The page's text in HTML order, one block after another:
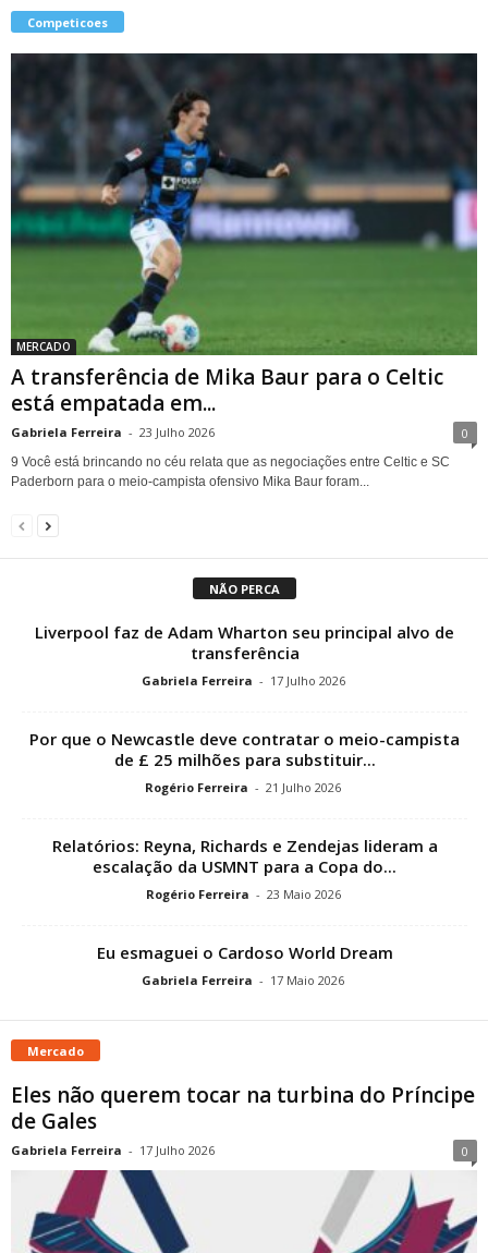
Competicoes
MERCADO
A transferência de Mika Baur para o Celtic
está empatada em...
Gabriela Ferreira - 23 Julho 2026 0
9 Você está brincando no céu relata que as negociações entre Celtic e SC
Paderborn para o meio-campista ofensivo Mika Baur foram...
NÃO PERCA
Liverpool faz de Adam Wharton seu principal alvo de
transferência
Gabriela Ferreira - 17 Julho 2026
Por que o Newcastle deve contratar o meio-campista
de £ 25 milhões para substituir...
Rogério Ferreira - 21 Julho 2026
Relatórios: Reyna, Richards e Zendejas lideram a
escalação da USMNT para a Copa do...
Rogério Ferreira - 23 Maio 2026
Eu esmaguei o Cardoso World Dream
Gabriela Ferreira - 17 Maio 2026
Mercado
Eles não querem tocar na turbina do Príncipe
de Gales
Gabriela Ferreira - 17 Julho 2026 0